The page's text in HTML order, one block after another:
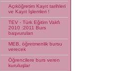
Açıköğretim Kayıt tarihleri
ve Kayıt İşlemleri !
TEV - Türk Eğitim Vakfı
2010 :2011 Burs
başvuruları
MEB, öğretmenlik bursu
verecek
Öğrencilere burs veren
kuruluşlar